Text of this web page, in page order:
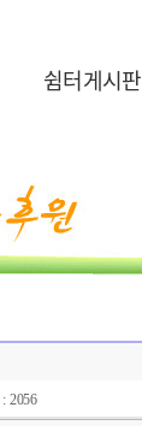
쉼터게시판
: 2056